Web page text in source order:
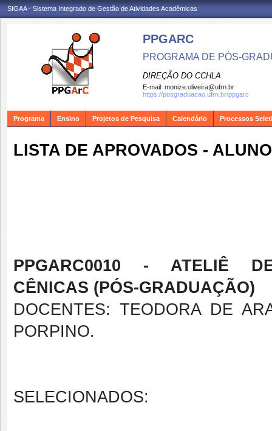
SIGAA - Sistema Integrado de Gestão de Atividades Acadêmicas
PPGARC
PROGRAMA DE PÓS-
DIREÇÃO DO CCHLA
E-mail: monize.oliveira@ufrn.br
https://posgraduacao.ufrn.br/ppgarc
Programa Ensino Projetos de Pesquisa Calendário Processos
LISTA DE APROVADOS -
PPGARC0010 - ATELIÊ
CÊNICAS (PÓS-GRADUAÇÃO)
DOCENTES: TEODORA DE
PORPINO.
SELECIONADOS: